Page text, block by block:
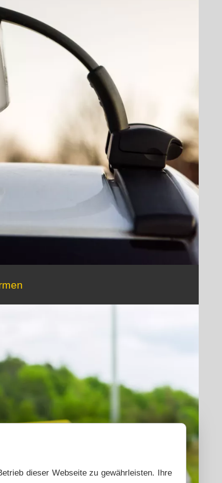
dieser Webseite zu gewährleisten. Ihre